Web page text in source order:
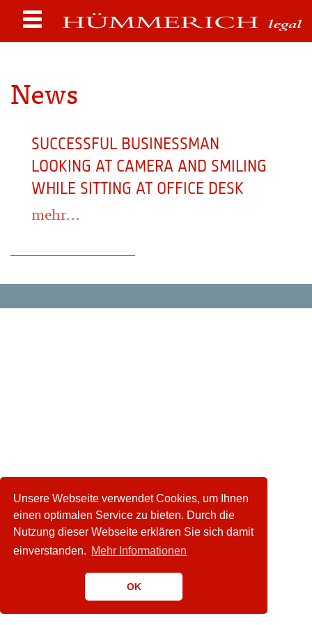
Unsere Webseite verwendet Cookies, um Ihnen
einen optimalen Service zu bieten. Durch die
Nutzung dieser Webseite erklären Sie sich damit
einverstanden. Mehr Informationen
OK
News
SUCCESSFUL BUSINESSMAN
LOOKING AT CAMERA AND SMILING
WHILE SITTING AT OFFICE DESK
mehr...